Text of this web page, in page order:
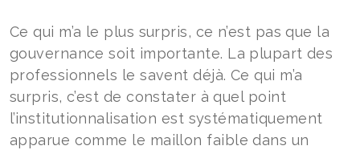
Ce qui m’a le plus surpris, ce n’est pas que la
gouvernance soit importante. La plupart des
professionnels le savent déjà. Ce qui m’a
surpris, c’est de constater à quel point
l’institutionnalisation est systématiquement
apparue comme le maillon faible dans un